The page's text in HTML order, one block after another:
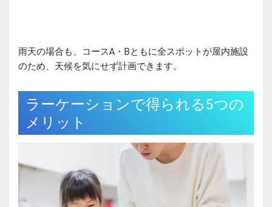
雨天の場合も、コースA・Bともに全スポットが屋内施設
のため、天候を気にせず計画できます。
ラーケーションで得られる5つの
メリット